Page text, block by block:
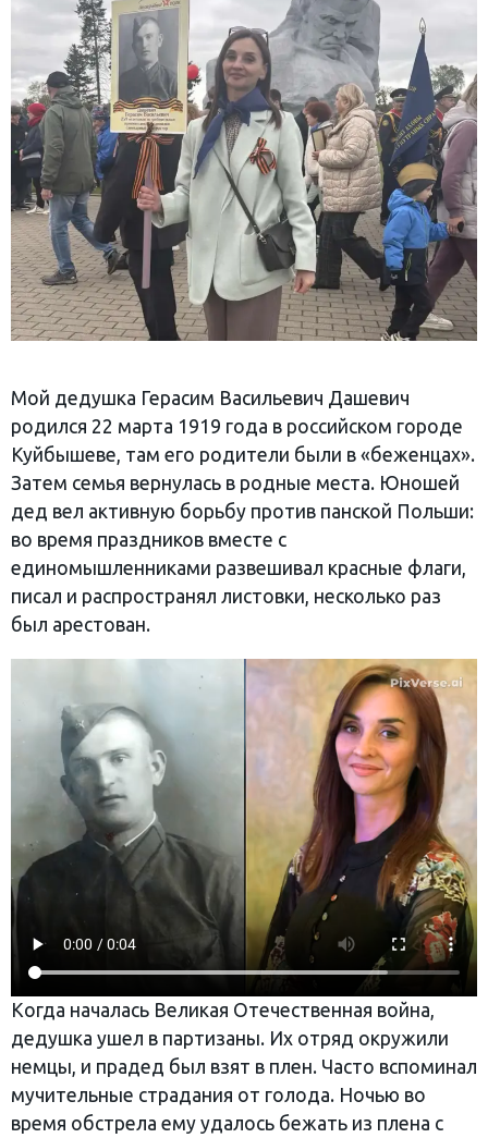
Мой дедушка Герасим Васильевич Дашевич
родился 22 марта 1919 года в российском городе
Куйбышеве, там его родители были в «беженцах».
Затем семья вернулась в родные места. Юношей
дед вел активную борьбу против панской Польши:
во время праздников вместе с
единомышленниками развешивал красные флаги,
писал и распространял листовки, несколько раз
был арестован.
Когда началась Великая Отечественная война,
дедушка ушел в партизаны. Их отряд окружили
немцы, и прадед был взят в плен. Часто вспоминал
мучительные страдания от голода. Ночью во
время обстрела ему удалось бежать из плена с